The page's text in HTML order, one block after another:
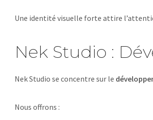
Une identité visuelle forte attire
Nek Studio :
Nek Studio se concentre sur le
Nous offrons :